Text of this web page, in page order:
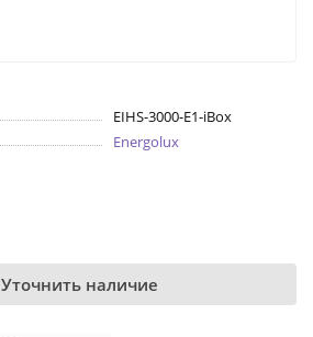
EIHS-3000-E1-iBox
Energolux
Уточнить наличие